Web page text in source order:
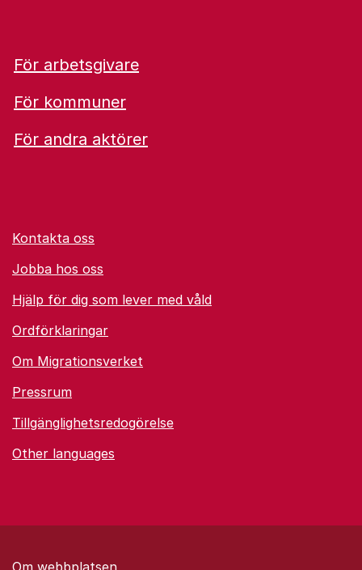
För arbetsgivare
För kommuner
För andra aktörer
Kontakta oss
Jobba hos oss
Hjälp för dig som lever med våld
Ordförklaringar
Om Migrationsverket
Pressrum
Tillgänglighetsredogörelse
Other languages
Om webbplatsen